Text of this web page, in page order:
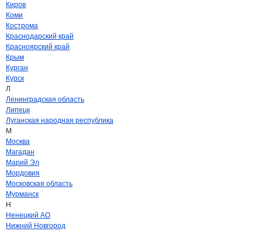
Киров
Коми
Кострома
Краснодарский край
Красноярский край
Крым
Курган
Курск
Л
Ленинградская область
Липецк
Луганская народная республика
М
Москва
Магадан
Марий Эл
Мордовия
Московская область
Мурманск
Н
Ненецкий АО
Нижний Новгород